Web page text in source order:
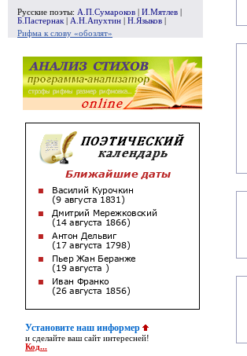
Русские поэты: А.П.Сумароков И.Мятлев
Б.Пастернак
А.Н.Апухтин Н.Языков
Рифма к слову «обозлят»
Установите наш информер
и сделайте ваш сайт интересней!
Код...